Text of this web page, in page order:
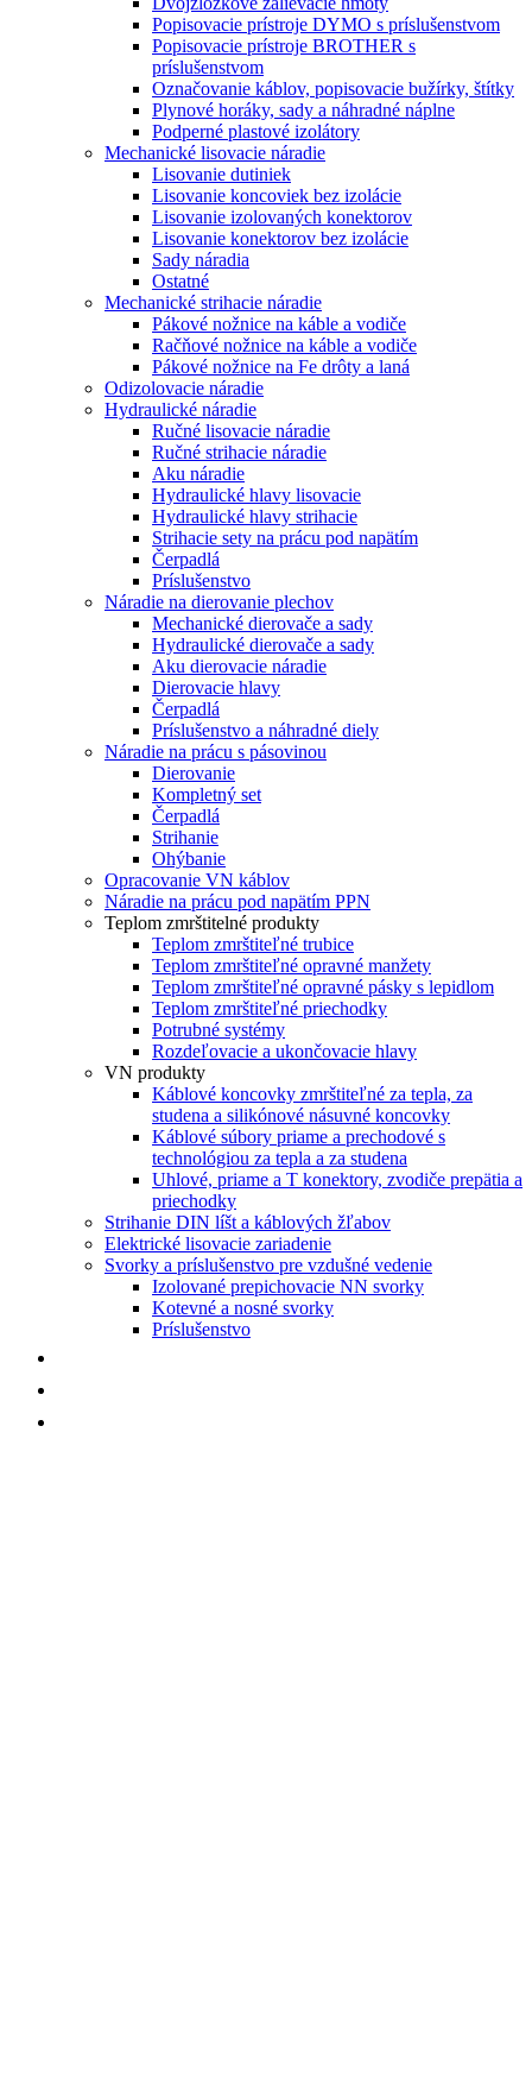
Popisovacie prístroje DYMO s príslušenstvom
Popisovacie prístroje BROTHER s
príslušenstvom
Označovanie káblov, popisovacie bužírky, štítky
Plynové horáky, sady a náhradné náplne
Podperné plastové izolátory
Mechanické lisovacie náradie
Lisovanie dutiniek
Lisovanie koncoviek bez izolácie
Lisovanie izolovaných konektorov
Lisovanie konektorov bez izolácie
Sady náradia
Ostatné
Mechanické strihacie náradie
Pákové nožnice na káble a vodiče
Račňové nožnice na káble a vodiče
Pákové nožnice na Fe drôty a laná
Odizolovacie náradie
Hydraulické náradie
Ručné lisovacie náradie
Ručné strihacie náradie
Aku náradie
Hydraulické hlavy lisovacie
Hydraulické hlavy strihacie
Strihacie sety na prácu pod napätím
Čerpadlá
Príslušenstvo
Náradie na dierovanie plechov
Mechanické dierovače a sady
Hydraulické dierovače a sady
Aku dierovacie náradie
Dierovacie hlavy
Čerpadlá
Príslušenstvo a náhradné diely
Náradie na prácu s pásovinou
Dierovanie
Kompletný set
Čerpadlá
Strihanie
Ohýbanie
Opracovanie VN káblov
Náradie na prácu pod napätím PPN
Teplom zmrštitelné produkty
Teplom zmrštiteľné trubice
Teplom zmrštiteľné opravné manžety
Teplom zmrštiteľné opravné pásky s lepidlom
Teplom zmrštiteľné priechodky
Potrubné systémy
Rozdeľovacie a ukončovacie hlavy
VN produkty
Káblové koncovky zmrštiteľné za tepla, za
studena a silikónové násuvné koncovky
Káblové súbory priame a prechodové s
technológiou za tepla a za studena
Uhlové, priame a T konektory, zvodiče prepätia a
priechodky
Strihanie DIN líšt a káblových žľabov
Elektrické lisovacie zariadenie
Svorky a príslušenstvo pre vzdušné vedenie
Izolované prepichovacie NN svorky
Kotevné a nosné svorky
Príslušenstvo